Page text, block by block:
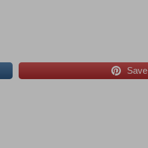
Save